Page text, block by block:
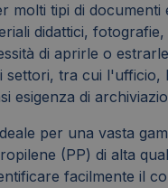
tipi di
didattici,
di aprirle o
settori, tra cui
esigenza di
per una vasta
(PP) di alta
facilmente il